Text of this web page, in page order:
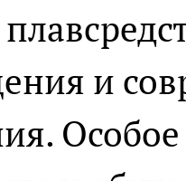
и